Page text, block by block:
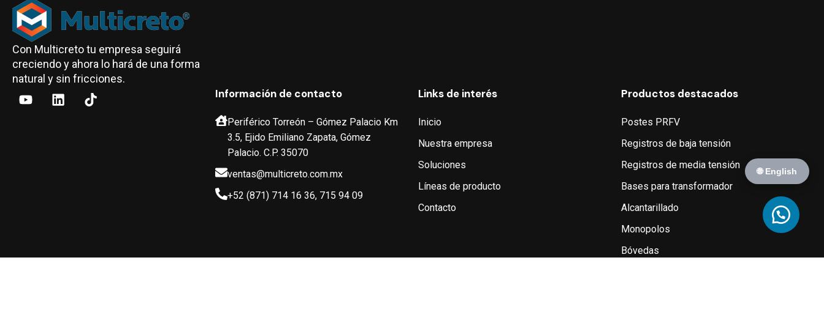
Con Multicreto tu empresa seguirá
creciendo y ahora lo hará de una forma
natural y sin fricciones.
Información de contacto
Periférico Torreón – Gómez Palacio Km
3.5, Ejido Emiliano Zapata, Gómez
Palacio. C.P. 35070
ventas@multicreto.com.mx
+52 (871) 714 16 36, 715 94 09
Links de interés
Inicio
Nuestra empresa
Soluciones
Líneas de producto
Contacto
Productos destacados
Postes PRFV
Registros de baja tensión
Registros de media tensión
Bases para transformador
Alcantarillado
Monopolos
Bóvedas
🌐 English